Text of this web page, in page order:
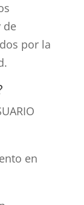
de
por la
en